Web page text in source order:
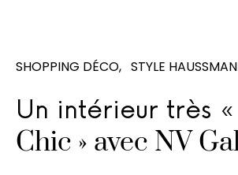
SHOPPING DÉCO STYLE
Un intérieur très
Chic » avec NV